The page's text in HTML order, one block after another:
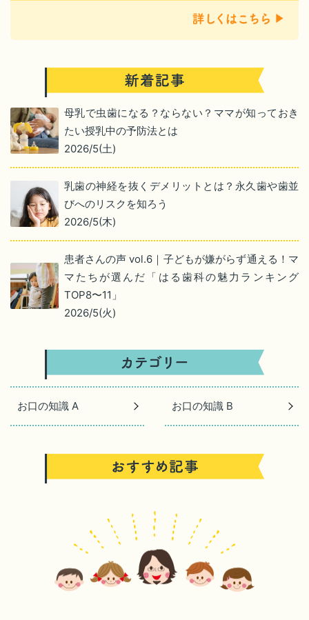
母乳で虫歯になる？ならない？ママが知っておき
たい授乳中の予防法とは
2026/5(土)
乳歯の神経を抜くデメリットとは？永久歯や歯並
びへのリスクを知ろう
2026/5(木)
患者さんの声 vol.6｜子どもが嫌がらず通える！マ
マたちが選んだ「はる歯科の魅力ランキング
TOP8〜11」
2026/5(火)
お口の知識 A お口の知識 B